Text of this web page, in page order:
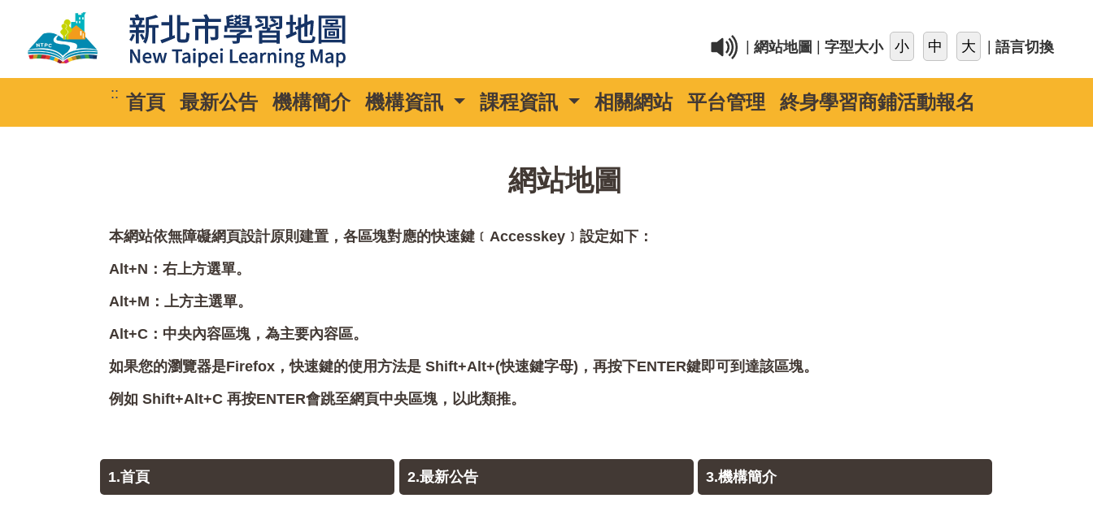
網站地圖 字型大小 語言切換
:: 首頁 最新公告 機構簡介 機構資訊 課程資訊 相關網站 平台管理 終身學習商鋪活動報名
網站地圖
本網站依無障礙網頁設計原則建置，各區塊對應的快速鍵﹝Accesskey﹞設定如下：
Alt+N：右上方選單。
Alt+M：上方主選單。
Alt+C：中央內容區塊，為主要內容區。
如果您的瀏覽器是Firefox，快速鍵的使用方法是 Shift+Alt+(快速鍵字母)，再按下ENTER鍵即可到達該區塊。
例如 Shift+Alt+C 再按ENTER會跳至網頁中央區塊，以此類推。
1.首頁 2.最新公告 3.機構簡介